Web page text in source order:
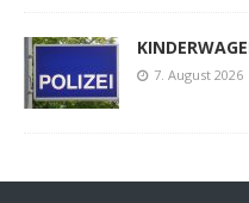
7. August 2026